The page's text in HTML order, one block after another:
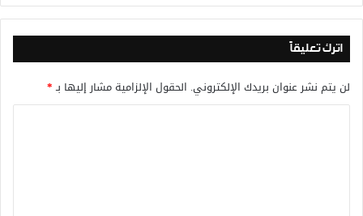
اترك تعليقاً
لن يتم نشر عنوان بريدك الإلكتروني. الحقول الإلزامية مشار إليها بـ*